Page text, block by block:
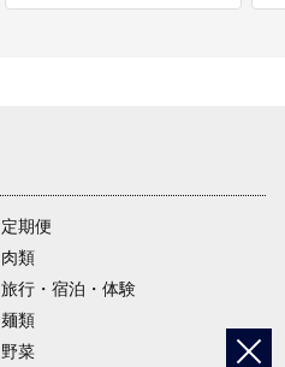
定期便
肉類
旅行・宿泊・体験
麺類
野菜